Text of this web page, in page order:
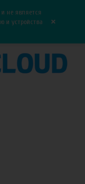
0
не является
и устройства
×